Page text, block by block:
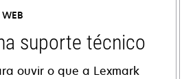
suporte técnico
ouvir o que a Lexmark